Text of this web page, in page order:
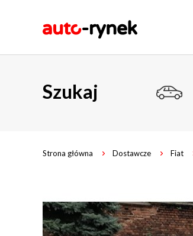
Szukaj
Strona główna Dostawcze Fiat